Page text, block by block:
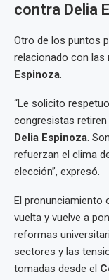
contra Delia
Otro de los puntos
relacionado con las
Espinoza.
“Le solicito
congresistas
Delia Espinoza.
refuerzan el clima
elección”, expresó.
El pronunciamiento
vuelta y vuelve a
reformas
sectores y las
tomadas desde el